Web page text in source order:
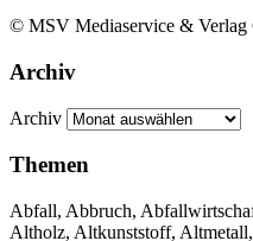
© MSV Mediaservice & Verlag
Archiv
Archiv
Themen
Abfall, Abbruch,
Altholz, Altkunststoff,